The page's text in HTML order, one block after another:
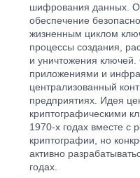
шифрования данных.
обеспечение
жизненным циклом
процессы создания,
и уничтожения
приложениями и
централизованный
предприятиях. Идея
криптографическими
1970-х годах вместе с
криптографии, но
активно
годах.